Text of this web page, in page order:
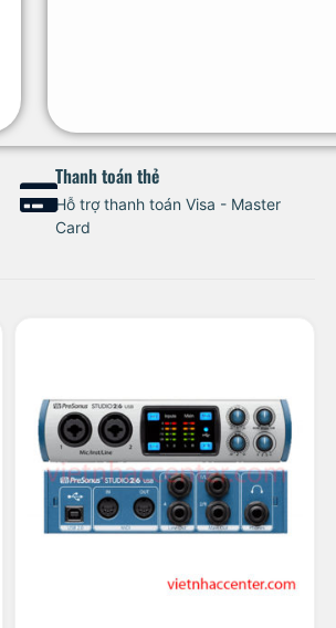
Thanh toán thẻ
Hỗ trợ thanh toán Visa - Master
Card